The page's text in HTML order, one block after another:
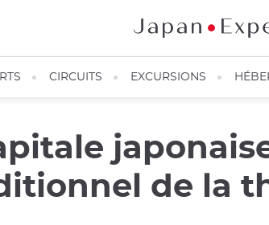
CIRCUITS EXCURSIONS
de la